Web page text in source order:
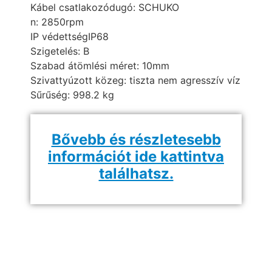
Kábel csatlakozódugó: SCHUKO
n: 2850rpm
IP védettségIP68
Szigetelés: B
Szabad átömlési méret: 10mm
Szivattyúzott közeg: tiszta nem agresszív víz
Sűrűség: 998.2 kg
Bővebb és részletesebb
információt ide kattintva
találhatsz.